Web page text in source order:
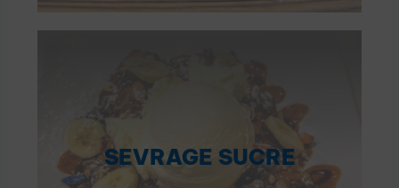
SEVRAGE SUCRE